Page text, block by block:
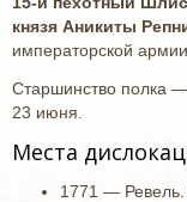
князя Аникиты
императорской армии.
Старшинство полка
23 июня.
Места
1771 — Ревель.